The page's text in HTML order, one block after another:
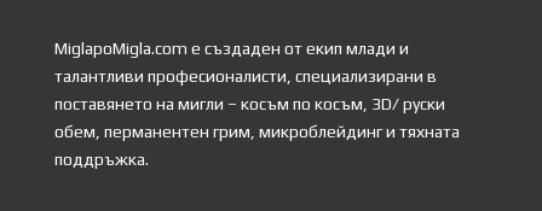
MiglapoMigla.com е създаден от екип млади и
талантливи професионалисти, специализирани в
поставянето на мигли – косъм по косъм, 3D/ руски
обем, перманентен грим, микроблейдинг и тяхната
поддръжка.